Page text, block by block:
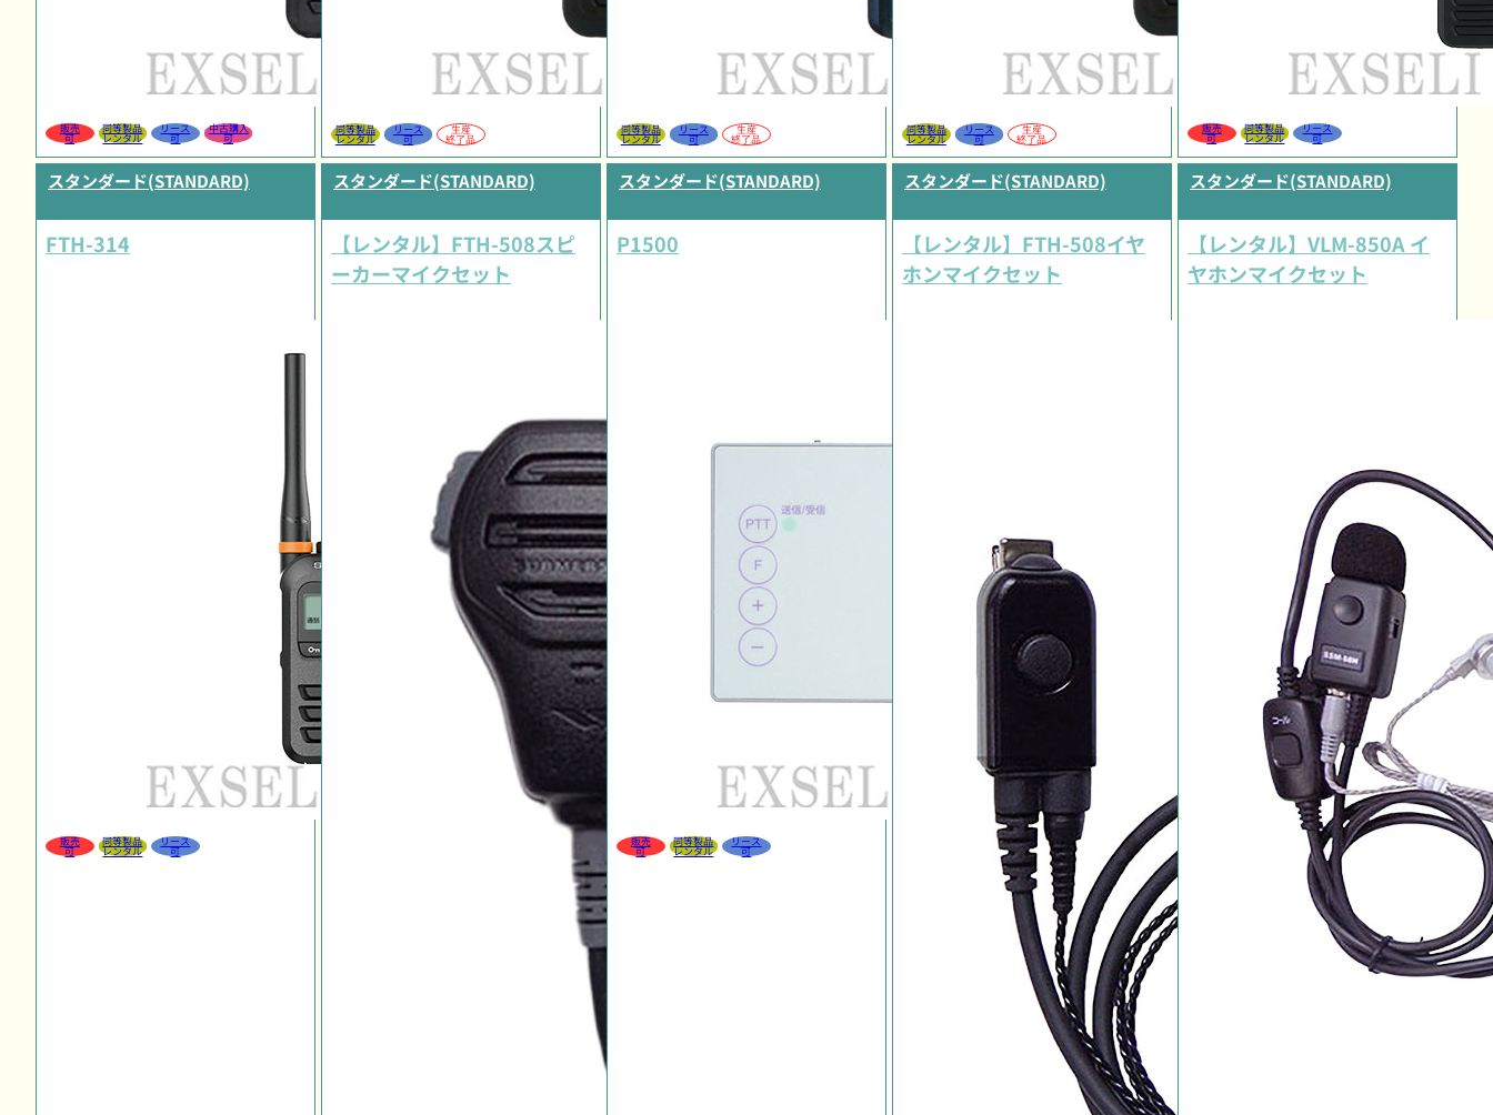
販売
可
同等製品
レンタル
リース
可
中古購入
可
同等製品
レンタル
リース
可
生産
終了品
同等製品
レンタル
リース
可
生産
終了品
同等製品
レンタル
リース
可
生産
終了品
販売
可
同等製品
レンタル
リース
可
スタンダード(STANDARD)
FTH-314
販売
可
同等製品
レンタル
リース
可
スタンダード(STANDARD)
【レンタル】FTH-508スピ
ーカーマイクセット
スタンダード(STANDARD)
P1500
販売
可
同等製品
レンタル
リース
可
スタンダード(STANDARD)
【レンタル】FTH-508イヤ
ホンマイクセット
スタンダード(STANDARD)
【レンタル】VLM-850A イ
ヤホンマイクセット